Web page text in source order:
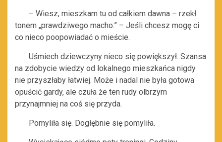
– Wiesz, mieszkam tu od całkiem dawna – rzekł
tonem „prawdziwego macho.” – Jeśli chcesz mogę ci
co nieco poopowiadać o mieście.
Uśmiech dziewczyny nieco się powiększył. Szansa
na zdobycie wiedzy od lokalnego mieszkańca nigdy
nie przyszłaby łatwiej. Może i nadal nie była gotowa
opuścić gardy, ale czuła że ten rudy olbrzym
przynajmniej na coś się przyda.
Pomyliła się. Dogłębnie się pomyliła.